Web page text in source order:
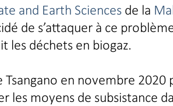
and Earth Sciences de la
de s’attaquer à ce
les déchets en biogaz.
Tsangano en novembre
moyens de subsistance